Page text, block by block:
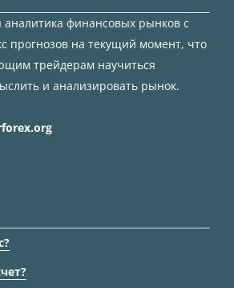
аналитика финансовых рынков с
прогнозов на текущий момент, что
трейдерам научиться
и анализировать рынок.